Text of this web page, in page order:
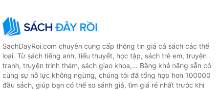
SachDayRoi.com chuyên cung cấp thông tin giá cả sách các thể
loại. Từ sách tiếng anh, tiểu thuyết, học tập, sách trẻ em, truyện
tranh, truyện trinh thám, sách giao khoa,... Bằng khả năng sẵn có
cùng sự nỗ lực không ngừng, chúng tôi đã tổng hợp hơn 100000
đầu sách, giúp bạn có thể so sánh giá, tìm giá rẻ nhất trước khi